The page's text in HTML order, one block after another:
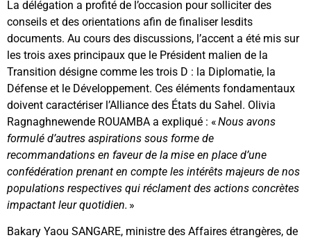
La délégation a profité de l’occasion pour solliciter des
conseils et des orientations afin de finaliser lesdits
documents. Au cours des discussions, l’accent a été mis sur
les trois axes principaux que le Président malien de la
Transition désigne comme les trois D : la Diplomatie, la
Défense et le Développement. Ces éléments fondamentaux
doivent caractériser l’Alliance des États du Sahel. Olivia
Ragnaghnewende ROUAMBA a expliqué : «Nous avons
formulé d’autres aspirations sous forme de
recommandations en faveur de la mise en place d’une
confédération prenant en compte les intérêts majeurs de nos
populations respectives qui réclament des actions concrètes
impactant leur quotidien. »
Bakary Yaou SANGARE, ministre des Affaires étrangères, de